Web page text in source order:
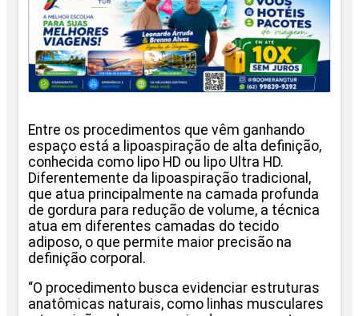
Entre os procedimentos que vêm ganhando
espaço está a lipoaspiração de alta definição,
conhecida como lipo HD ou lipo Ultra HD.
Diferentemente da lipoaspiração tradicional,
que atua principalmente na camada profunda
de gordura para redução de volume, a técnica
atua em diferentes camadas do tecido
adiposo, o que permite maior precisão na
definição corporal.
“O procedimento busca evidenciar estruturas
anatômicas naturais, como linhas musculares